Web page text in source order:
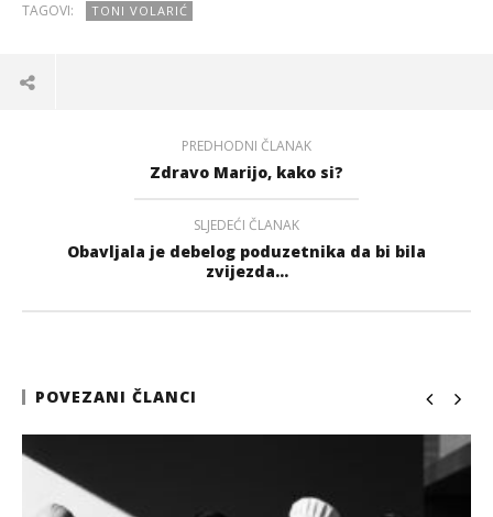
TAGOVI: TONI VOLARIĆ
PREDHODNI ČLANAK
Zdravo Marijo, kako si?
SLJEDEĆI ČLANAK
Obavljala je debelog poduzetnika da bi bila
zvijezda...
POVEZANI ČLANCI